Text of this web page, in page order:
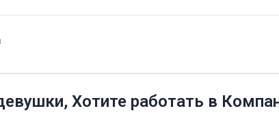
Хотите работать в